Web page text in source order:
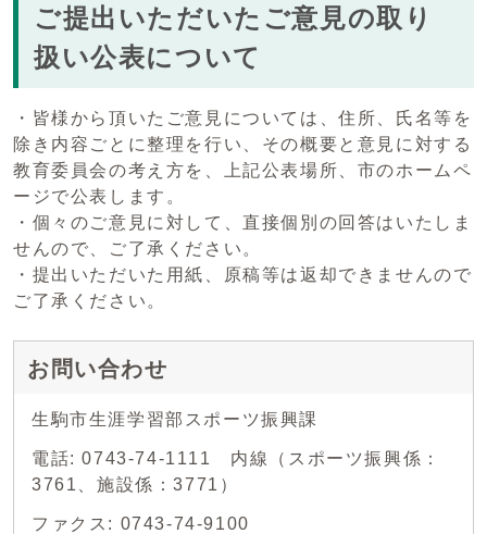
ご提出いただいたご意見の取り
扱い公表について
・皆様から頂いたご意見については、住所、氏名等を
除き内容ごとに整理を行い、その概要と意見に対する
教育委員会の考え方を、上記公表場所、市のホームペ
ージで公表します。
・個々のご意見に対して、直接個別の回答はいたしま
せんので、ご了承ください。
・提出いただいた用紙、原稿等は返却できませんので
ご了承ください。
お問い合わせ
生駒市生涯学習部スポーツ振興課
電話: 0743-74-1111 内線（スポーツ振興係：
3761、施設係：3771）
ファクス: 0743-74-9100